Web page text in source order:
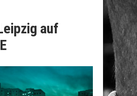
auf